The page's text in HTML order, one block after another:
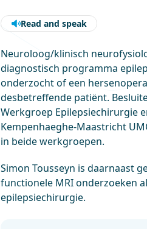
Read and speak
Neuroloog/klinisch
diagnostisch programma
onderzocht of een
desbetreffende patiënt.
Werkgroep Epilepsiechirurgie
Kempenhaeghe-Maastricht
in beide werkgroepen.
Simon Tousseyn is daarnaast
functionele MRI onderzoeken
epilepsiechirurgie.